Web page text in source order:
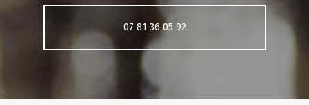
07 81 36 05 92